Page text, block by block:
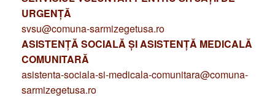
URGENȚĂ
svsu@comuna-sarmizegetusa.ro
ASISTENȚĂ SOCIALĂ ȘI ASISTENȚĂ MEDICALĂ
COMUNITARĂ
asistenta-sociala-si-medicala-comunitara@comuna-
sarmizegetusa.ro